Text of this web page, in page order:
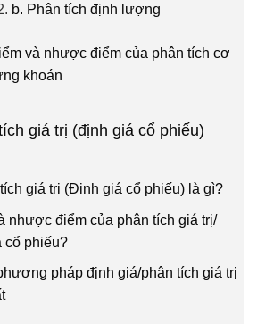
b. Phân tích định lượng
và nhược điểm của phân tích cơ
khoán
giá trị (định giá cổ phiếu)
giá trị (Định giá cổ phiếu) là gì?
nhược điểm của phân tích giá trị/
cổ phiếu?
pháp định giá/phân tích giá trị